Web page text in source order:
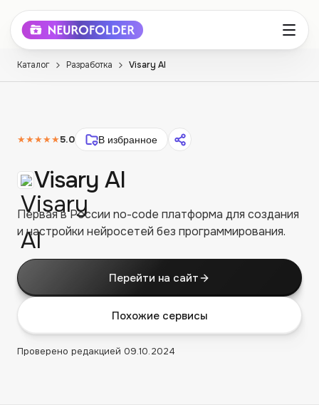
Каталог Разработка Visary AI
★★★★★5.0 В избранное
Visary AI
Первая в России no-code платформа для создания
и настройки нейросетей без программирования.
Перейти на сайт
Похожие сервисы
Проверено редакцией 09.10.2024